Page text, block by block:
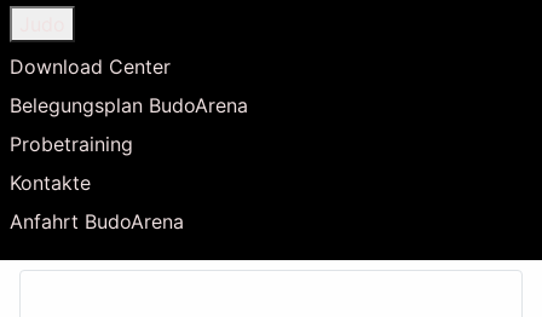
Download Center
Belegungsplan BudoArena
Probetraining
Kontakte
Anfahrt BudoArena